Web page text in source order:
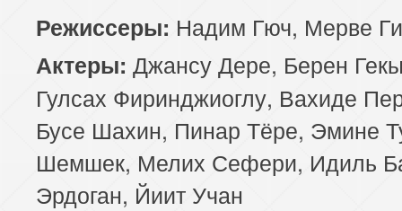
Режиссеры: Надим Гюч, Мерве
Актеры: Джансу Дере, Берен
Гулсах Фиринджиоглу, Вахиде
Бусе Шахин, Пинар Тёре, Эмине
Шемшек, Мелих Сефери, Идиль
Эрдоган, Йиит Учан